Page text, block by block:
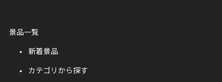
景品一覧
新着景品
カテゴリから探す